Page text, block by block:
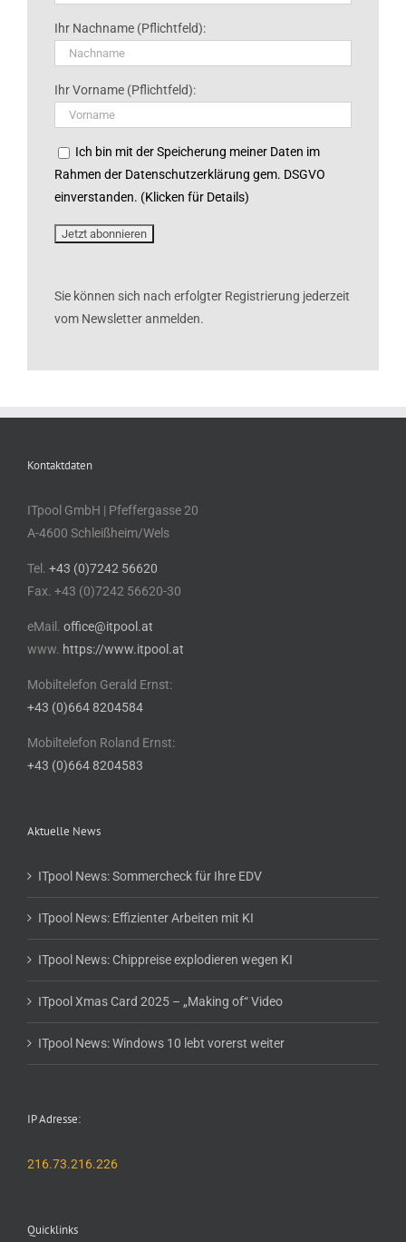
Ihr Nachname (Pflichtfeld):
Ihr Vorname (Pflichtfeld):
Ich bin mit der Speicherung meiner Daten im
Rahmen der Datenschutzerklärung gem. DSGVO
einverstanden. (Klicken für Details)
Sie können sich nach erfolgter Registrierung jederzeit
vom Newsletter anmelden.
Kontaktdaten
ITpool GmbH | Pfeffergasse 20
A-4600 Schleißheim/Wels
Tel. +43 (0)7242 56620
Fax. +43 (0)7242 56620-30
eMail. office@itpool.at
www. https://www.itpool.at
Mobiltelefon Gerald Ernst:
+43 (0)664 8204584
Mobiltelefon Roland Ernst:
+43 (0)664 8204583
Aktuelle News
ITpool News: Sommercheck für Ihre EDV
ITpool News: Effizienter Arbeiten mit KI
ITpool News: Chippreise explodieren wegen KI
ITpool Xmas Card 2025 – „Making of“ Video
ITpool News: Windows 10 lebt vorerst weiter
IP Adresse:
216.73.216.226
Quicklinks